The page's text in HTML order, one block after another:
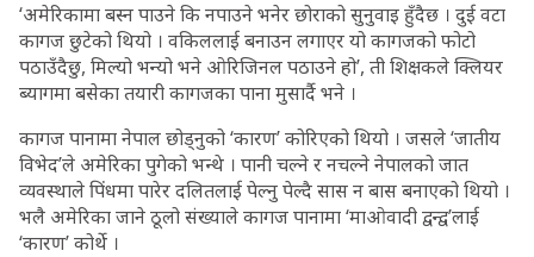
‘अमेरिकामा बस्न पाउने कि नपाउने भनेर छोराको सुनुवाइ हुँदैछ । दुई वटा
कागज छुटेको थियो । वकिललाई बनाउन लगाएर यो कागजको फोटो
पठाउँदैछु, मिल्यो भन्यो भने ओरिजिनल पठाउने हो’, ती शिक्षकले क्लियर
ब्यागमा बसेका तयारी कागजका पाना मुसार्दै भने ।
कागज पानामा नेपाल छोड्नुको ‘कारण’ कोरिएको थियो । जसले ‘जातीय
विभेद’ले अमेरिका पुगेको भन्थे । पानी चल्ने र नचल्ने नेपालको जात
व्यवस्थाले पिंधमा पारेर दलितलाई पेल्नु पेल्दै सास न बास बनाएको थियो ।
भलै अमेरिका जाने ठूलो संख्याले कागज पानामा ‘माओवादी द्वन्द्व’लाई
‘कारण’ कोर्थे ।